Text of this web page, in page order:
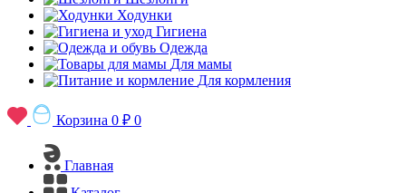
Ходунки
Гигиена
Одежда
Для мамы
Для кормления
Корзина 0 ₽ 0
Главная